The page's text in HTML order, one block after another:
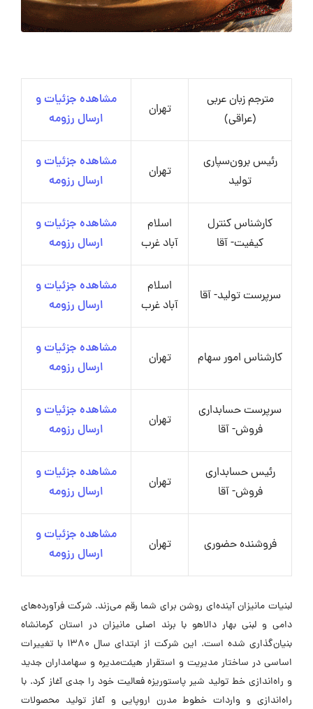
مترجم زبان عربی
(عراقی)
تهران
مشاهده جزئیات و
ارسال رزومه
رئیس برون‌سپاری
تولید
تهران
مشاهده جزئیات و
ارسال رزومه
کارشناس کنترل
کیفیت- آقا
اسلام
آباد غرب
مشاهده جزئیات و
ارسال رزومه
سرپرست تولید- آقا
اسلام
آباد غرب
مشاهده جزئیات و
ارسال رزومه
کارشناس امور سهام تهران
مشاهده جزئیات و
ارسال رزومه
سرپرست حسابداری
فروش- آقا
تهران
مشاهده جزئیات و
ارسال رزومه
رئیس حسابداری
فروش- آقا
تهران
مشاهده جزئیات و
ارسال رزومه
فروشنده حضوری تهران
مشاهده جزئیات و
ارسال رزومه
لبنیات مانیزان آینده‌ای روشن برای شما رقم می‌زند. شرکت فرآورده‌های
دامی و لبنی بهار دالاهو با برند اصلی مانیزان در استان کرمانشاه
بنیان‌گذاری شده است. این شرکت از ابتدای سال ۱۳۸۰ با تغییرات
اساسی در ساختار مدیریت و استقرار هیئت‌مدیره و سهامداران جدید
و راه‌اندازی خط تولید شیر پاستوریزه فعالیت خود را جدی آغاز کرد. با
راه‌اندازی و واردات خطوط مدرن اروپایی و آغاز تولید محصولات